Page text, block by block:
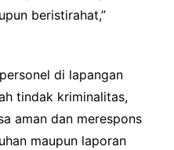
beristirahat,”
di lapangan
tindak kriminalitas,
aman dan merespons
maupun laporan